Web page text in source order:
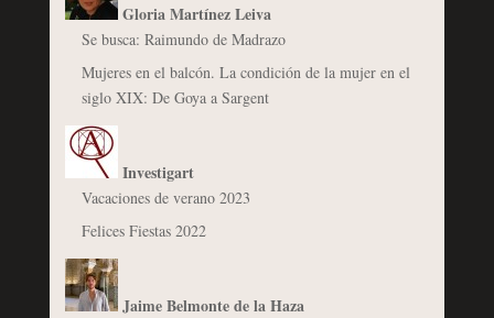
Gloria Martínez Leiva
Se busca: Raimundo de Madrazo
Mujeres en el balcón. La condición de la mujer en el
siglo XIX: De Goya a Sargent
Investigart
Vacaciones de verano 2023
Felices Fiestas 2022
Jaime Belmonte de la Haza